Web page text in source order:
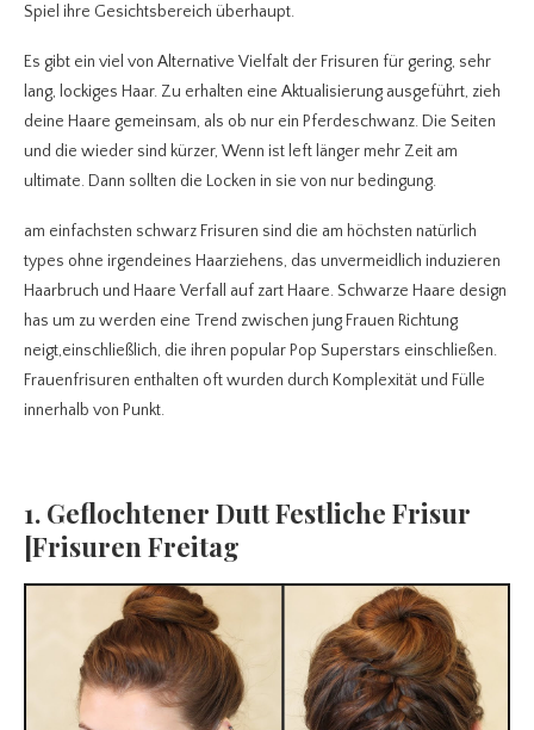
Spiel ihre Gesichtsbereich überhaupt.
Es gibt ein viel von Alternative Vielfalt der Frisuren für gering, sehr
lang, lockiges Haar. Zu erhalten eine Aktualisierung ausgeführt, zieh
deine Haare gemeinsam, als ob nur ein Pferdeschwanz. Die Seiten
und die wieder sind kürzer, Wenn ist left länger mehr Zeit am
ultimate. Dann sollten die Locken in sie von nur bedingung.
am einfachsten schwarz Frisuren sind die am höchsten natürlich
types ohne irgendeines Haarziehens, das unvermeidlich induzieren
Haarbruch und Haare Verfall auf zart Haare.Schwarze Haare design
has um zu werden eine Trend zwischen jung Frauen Richtung
neigt,einschließlich, die ihren popular Pop Superstars einschließen.
Frauenfrisuren enthalten oft wurden durch Komplexität und Fülle
innerhalb von Punkt.
1. Geflochtener Dutt Festliche Frisur
[Frisuren Freitag